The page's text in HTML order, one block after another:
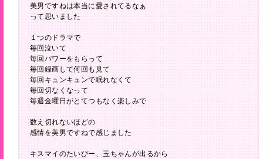
美男ですねは本当に愛されてるなぁ
って思いました
１つのドラマで
毎回泣いて
毎回パワーをもらって
毎回録画して何回も見て
毎回キュンキュンで眠れなくて
毎回切なくなって
毎週金曜日がとてつもなく楽しみで
数え切れないほどの
感情を美男ですねで感じました
キスマイのたいぴー、玉ちゃんが出るから